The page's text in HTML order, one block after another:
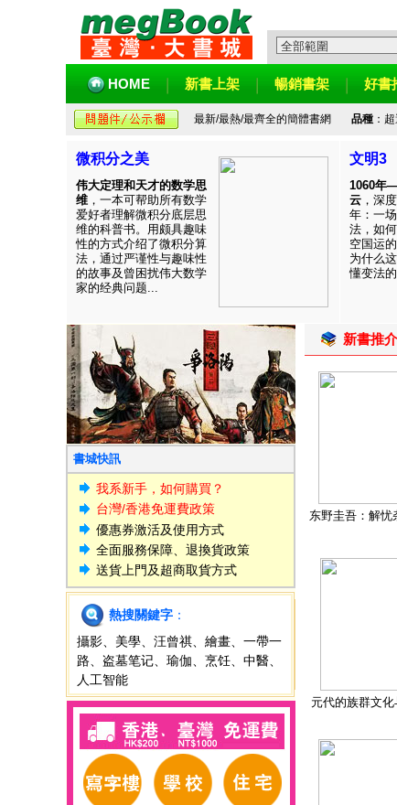
HOME 新書上架 暢銷書架 好書
最新/最熱/最齊全的簡體書網 品種：超
微积分之美
伟大定理和天才的数学思
维 ，一本可帮助所有数学
爱好者理解微积分底层思
维的科普书。用颇具趣味
性的方式介绍了微积分算
法，通过严谨性与趣味性
的故事及曾困扰伟大数学
家的经典问题...
文明3
1060年
云 ，深
年：一
法，如
空国运
为什么
懂变法
書城快訊
我系新手，如何購買？
台灣/香港免運費政策
優惠券激活及使用方式
全面服務保障、退換貨政策
送貨上門及超商取貨方式
熱搜關鍵字 ：
攝影
美學 汪曾祺 繪畫
一帶一
路
盗墓笔记 瑜伽 烹饪 中醫
人工智能
新書推介
东野圭吾：解忧
元代的族群文